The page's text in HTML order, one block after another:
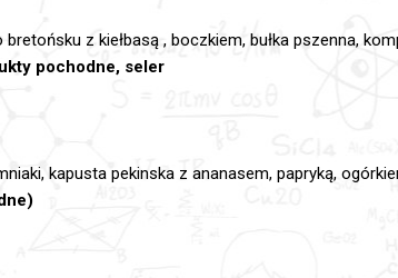
z kiełbasą , boczkiem, bułka pszenna,
pochodne, seler
kapusta pekinska z ananasem, papryką,